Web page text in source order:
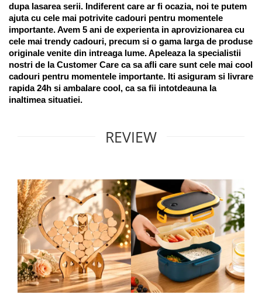
dupa lasarea serii. Indiferent care ar fi ocazia, noi te putem
ajuta cu cele mai potrivite cadouri pentru momentele
importante. Avem 5 ani de experienta in aprovizionarea cu
cele mai trendy cadouri, precum si o gama larga de produse
originale venite din intreaga lume. Apeleaza la specialistii
nostri de la Customer Care ca sa afli care sunt cele mai cool
cadouri pentru momentele importante. Iti asiguram si livrare
rapida 24h si ambalare cool, ca sa fii intotdeauna la
inaltimea situatiei.
REVIEW